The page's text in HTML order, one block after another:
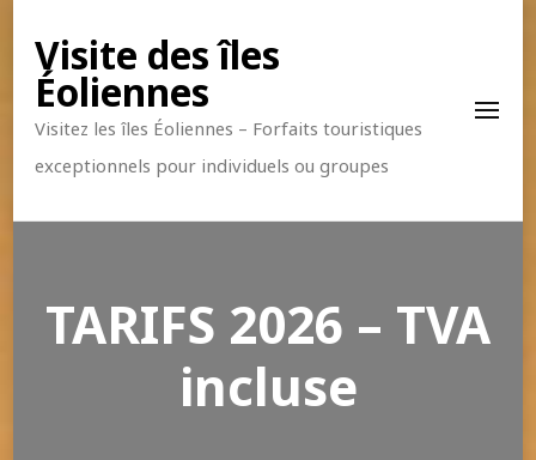
Visite des îles
Éoliennes
Visitez les îles Éoliennes – Forfaits touristiques
exceptionnels pour individuels ou groupes
TARIFS 2026 – TVA
incluse